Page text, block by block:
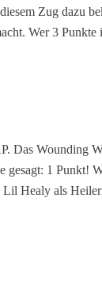
Zug dazu
Wer 3
Das Wounding
1 Punkt!
Lil Healy als